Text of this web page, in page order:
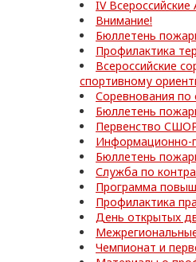
IV Всероссийские
Внимание!
Бюллетень
Профилактика
Всероссийские
спортивному
Соревнования по
Бюллетень
Первенство
Информационно-
Бюллетень
Служба по
Программа
Профилактика
День открытых
Чемпионат и